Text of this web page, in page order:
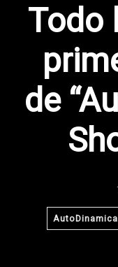
Todo
de